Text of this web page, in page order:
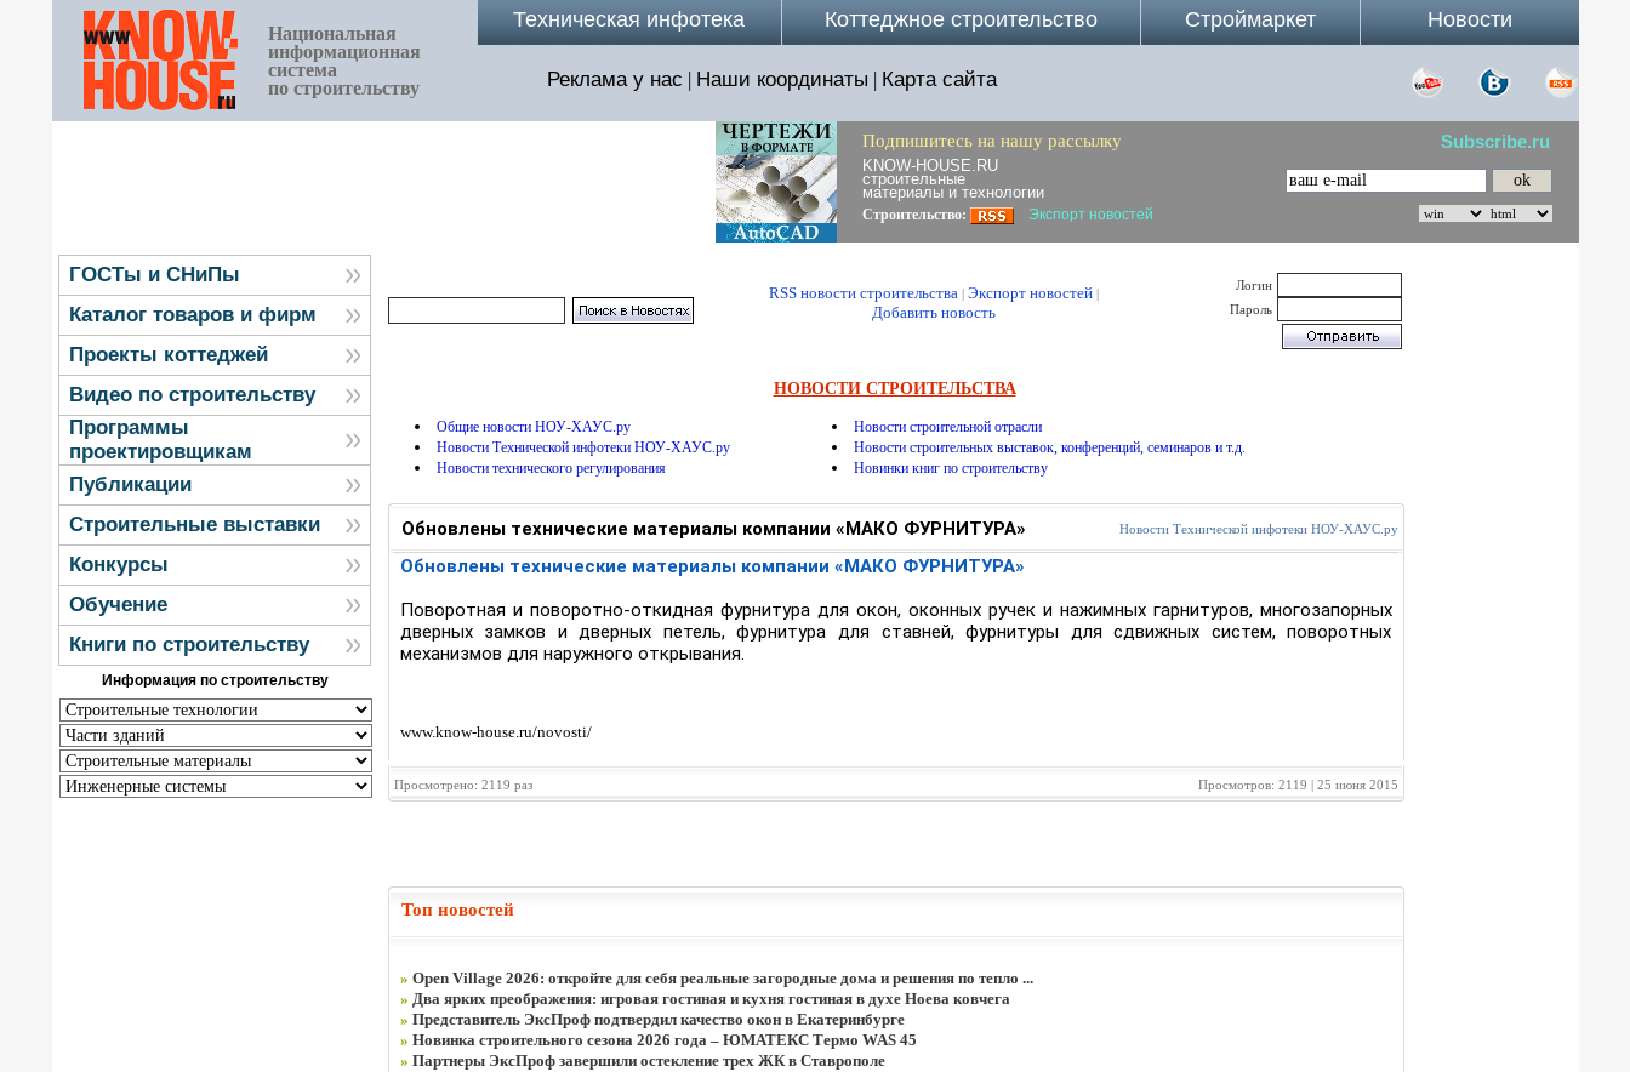
Национальная
информационная
система
по строительству
Новости
Строймаркет
Коттеджное строительство
Техническая инфотека
Реклама у нас | Наши координаты | Карта сайта
Подпишитесь на нашу рассылку Subscribe.ru
KNOW-HOUSE.RU
строительные
материалы и технологии
Строительство: Экспорт новостей
ГОСТы и СНиПы
Каталог товаров и фирм
Проекты коттеджей
Видео по строительству
Программы
проектировщикам
Публикации
Строительные выставки
Конкурсы
Обучение
Книги по строительству
Информация по строительству
RSS новости строительства | Экспорт новостей |
Добавить новость
Логин
Пароль
НОВОСТИ СТРОИТЕЛЬСТВА
Общие новости НОУ-ХАУС.ру
Новости строительной отрасли
Новости Технической инфотеки НОУ-ХАУС.ру
Новости строительных выставок, конференций, семинаров и т.д.
Новости технического регулирования
Новинки книг по строительству
Обновлены технические материалы компании «МАКО ФУРНИТУРА» Новости Технической инфотеки НОУ-ХАУС.ру
Обновлены технические материалы компании «МАКО ФУРНИТУРА»
Поворотная и поворотно-откидная фурнитура для окон, оконных ручек и нажимных гарнитуров, многозапорных
дверных замков и дверных петель, фурнитура для ставней, фурнитуры для сдвижных систем, поворотных
механизмов для наружного открывания.
www.know-house.ru/novosti/
Просмотрено: 2119 раз Просмотров: 2119 | 25 июня 2015
Топ новостей
» Open Village 2026: откройте для себя реальные загородные дома и решения по тепло ...
» Два ярких преображения: игровая гостиная и кухня гостиная в духе Ноева ковчега
» Представитель ЭксПроф подтвердил качество окон в Екатеринбурге
» Новинка строительного сезона 2026 года – ЮМАТЕКС Термо WAS 45
» Партнеры ЭксПроф завершили остекление трех ЖК в Ставрополе